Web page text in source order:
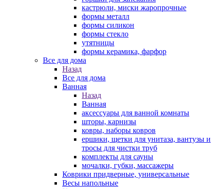
кастрюли, миски жаропрочные
формы металл
формы силикон
формы стекло
утятницы
формы керамика, фарфор
Все для дома
Назад
Все для дома
Ванная
Назад
Ванная
аксессуары для ванной комнаты
шторы, карнизы
ковры, наборы ковров
ершики, щетки для унитаза, вантузы и
тросы для чистки труб
комплекты для сауны
мочалки, губки, массажеры
Коврики придверные, универсальные
Весы напольные